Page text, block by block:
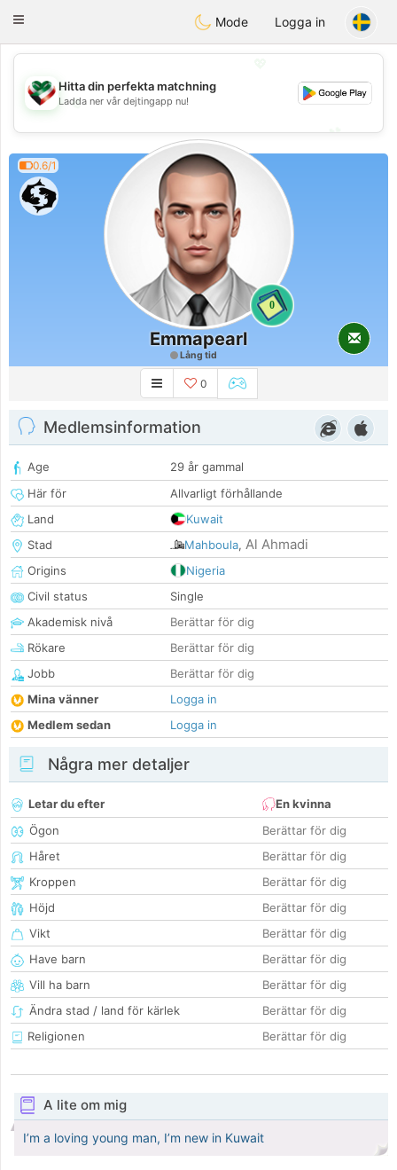
KuwaitChat
Toggle
Mode Logga in
💖
💕
💕
Hitta din perfekta matchning
Ladda ner vår dejtingapp nu!
0.6/1
0
Emmapearl
Lång tid
0
Medlemsinformation
Age
29 år gammal
Här för
Allvarligt förhållande
Land
Kuwait
Stad
Mahboula, Al Ahmadi
Origins
Nigeria
Civil status
Single
Akademisk nivå
Berättar för dig
Rökare
Berättar för dig
Jobb
Berättar för dig
Mina vänner
Logga in
Medlem sedan
Logga in
Några mer detaljer
Letar du efter
En kvinna
Ögon
Berättar för dig
Håret
Berättar för dig
Kroppen
Berättar för dig
Höjd
Berättar för dig
Vikt
Berättar för dig
Have barn
Berättar för dig
Vill ha barn
Berättar för dig
Ändra stad / land för kärlek
Berättar för dig
Religionen
Berättar för dig
A lite om mig
I’m a loving young man, I’m new in Kuwait